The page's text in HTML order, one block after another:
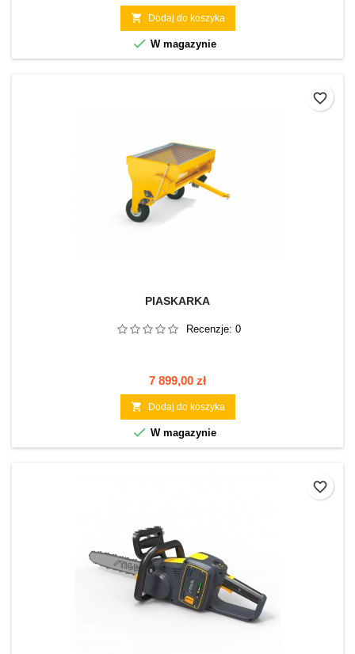
 Dodaj do koszyka
 W magazynie
PIASKARKA
Recenzje: 0
Cena
7 899,00 zł
 Dodaj do koszyka
 W magazynie
favorite_border
favorite_border